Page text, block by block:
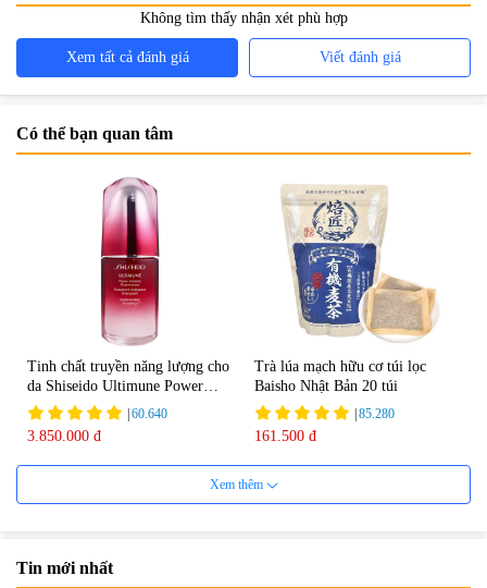
Không tìm thấy nhận xét phù hợp
Xem tất cả đánh giá Viết đánh giá
Có thể bạn quan tâm
Tinh chất truyền năng lượng cho
da Shiseido Ultimune Power
75ml
|60.640
3.850.000 đ
Trà lúa mạch hữu cơ túi lọc
Baisho Nhật Bản 20 túi
|85.280
161.500 đ
Xem thêm
Tin mới nhất